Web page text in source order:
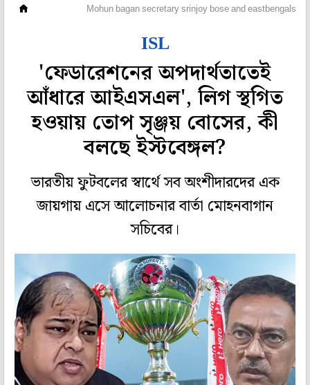
Mohun bagan secretary srinjoy bose and eastbengals
ISL
'ফেডারেশনের অপদার্থতাতেই
আঁধারে আইএসএল', লিগ স্থগিত
হওয়ায় তোপ সৃঞ্জয় বোসের, কী
বলছে ইস্টবেঙ্গল?
ভারতীয় ফুটবলের স্বার্থে সব অংশীদারদের এক
জায়গায় এসে আলোচনার বার্তা মোহনবাগান
সচিবের।